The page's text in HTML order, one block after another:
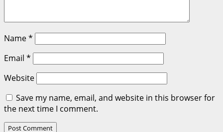
Name*
Email *
Website
Save my name, email, and website in this browser for
the next time I comment.